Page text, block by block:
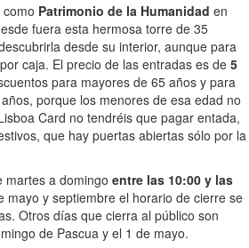
Patrimonio de la Humanidad en
fuera esta hermosa torre de 35
desde su interior, aunque para
caja. El precio de las entradas es de 5
para mayores de 65 años y para
porque los menores de esa edad no
Card no tendréis que pagar entada,
que hay puertas abiertas sólo por la
martes a domingo entre las 10:00 y las
mayo y septiembre el horario de cierre se
Otros días que cierra al público son
de Pascua y el 1 de mayo.